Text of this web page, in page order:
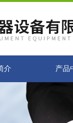
介 产品